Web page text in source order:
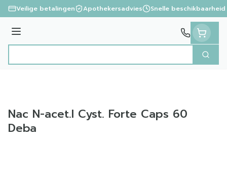
Ga naar de inhoud
Veilige betalingen Apothekersadvies Snelle beschikbaarheid
Menu
Zoek
Nac N-acet.l Cyst. Forte Caps 60
Deba